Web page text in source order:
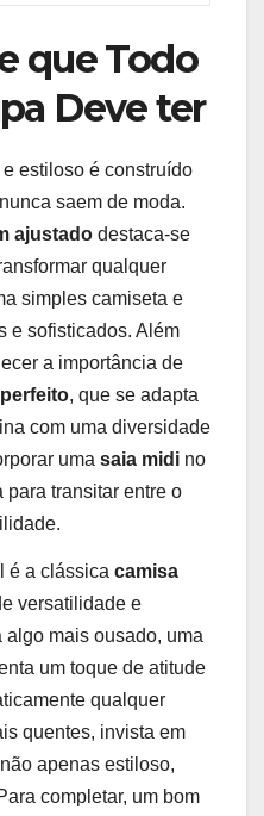
que Todo
Deve ter
estiloso é construído
saem de moda.
ajustado destaca-se
qualquer
simples camiseta e
e sofisticados. ​Além
a ⁤importância‌ de
, ⁣que⁤ se adapta
com uma diversidade
uma saia midi no
para transitar ⁤entre o
é a clássica camisa
versatilidade e
mais ousado, uma
um toque de atitude
qualquer
quentes, invista em
apenas⁤ estiloso,
‍completar, um bom